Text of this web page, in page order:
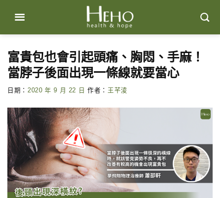
content
富貴包也會引起頭痛、胸悶、手麻！
當脖子後面出現一條線就要當心
日期： 2020 年 9 月 22 日 作者： 王芊淩